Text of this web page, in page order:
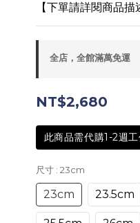
【下單請詳閱商品描
全店，全館滿萬免運
NT$2,680
此商品需代購1-2週
尺寸 : 23cm
23cm 23.5cm